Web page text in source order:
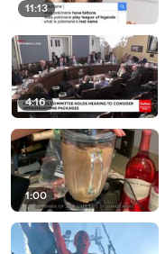
11:13
4:16
1:00